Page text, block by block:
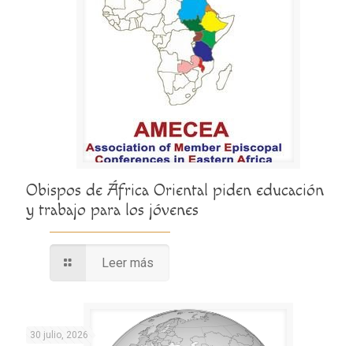
Obispos de África Oriental piden educación
y trabajo para los jóvenes
Leer más
30 julio, 2026